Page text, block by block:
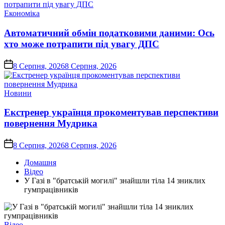
Опублікувати
Економіка
Автоматичний обмін податковими даними: Ось
хто може потрапити під увагу ДПС
on8 Серпня, 20268 Серпня, 2026
Опублікувати
Новини
Екстренер українця прокоментував перспективи
повернення Мудрика
on8 Серпня, 20268 Серпня, 2026
Домашня
Відео
У Газі в "братській могилі" знайшли тіла 14 зниклих
гумпрацівників